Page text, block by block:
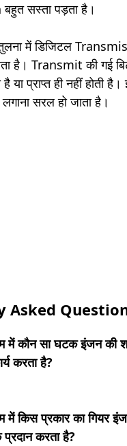
सस्ता पड़ता है।
में डिजिटल
है। Transmit की गई
या प्राप्त ही नहीं होती
सरल हो जाता है।
Asked
में कौन सा घटक इंजन की
करता है?
में किस प्रकार का गियर
करता है?